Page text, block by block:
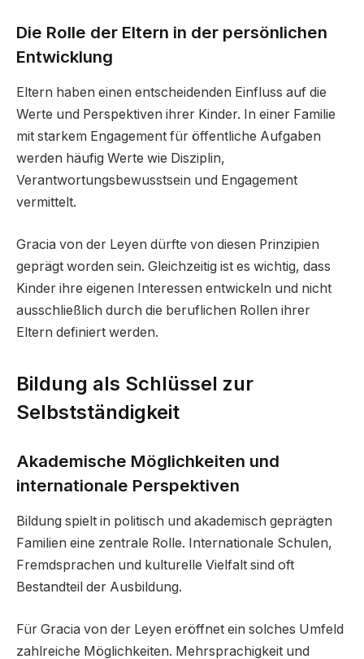
Die Rolle der Eltern in der persönlichen
Entwicklung
Eltern haben einen entscheidenden Einfluss auf die
Werte und Perspektiven ihrer Kinder. In einer Familie
mit starkem Engagement für öffentliche Aufgaben
werden häufig Werte wie Disziplin,
Verantwortungsbewusstsein und Engagement
vermittelt.
Gracia von der Leyen dürfte von diesen Prinzipien
geprägt worden sein. Gleichzeitig ist es wichtig, dass
Kinder ihre eigenen Interessen entwickeln und nicht
ausschließlich durch die beruflichen Rollen ihrer
Eltern definiert werden.
Bildung als Schlüssel zur
Selbstständigkeit
Akademische Möglichkeiten und
internationale Perspektiven
Bildung spielt in politisch und akademisch geprägten
Familien eine zentrale Rolle. Internationale Schulen,
Fremdsprachen und kulturelle Vielfalt sind oft
Bestandteil der Ausbildung.
Für Gracia von der Leyen eröffnet ein solches Umfeld
zahlreiche Möglichkeiten. Mehrsprachigkeit und